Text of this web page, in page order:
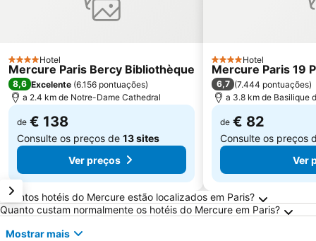
4 Estrelas
Hotel
Mercure Paris Bercy Bibliothèque
8,6 Excelente (6.156 pontuações)
a 2.4 km de Notre-Dame Cathedral
de € 138
Consulte os preços de 13 sites
Ver preços
4 Estrelas
Hotel
Mercure Paris 19
6,7 (7.444 pontuações)
a 3.8 km de Basilique
de € 82
Consulte os preços
Ver
Perguntas Frequentes sobre Paris
Quantos hotéis do Mercure estão localizados em Paris?
Quanto custam normalmente os hotéis do Mercure em Paris?
Mostrar mais